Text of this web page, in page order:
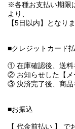
※各種お支払い期限
より、
【5日以内】となりま
■クレジットカード
① 在庫確認後、送料
② お知らせした【メ
③ 決済完了後、商品
■お振込
【 代金前払い 】 で